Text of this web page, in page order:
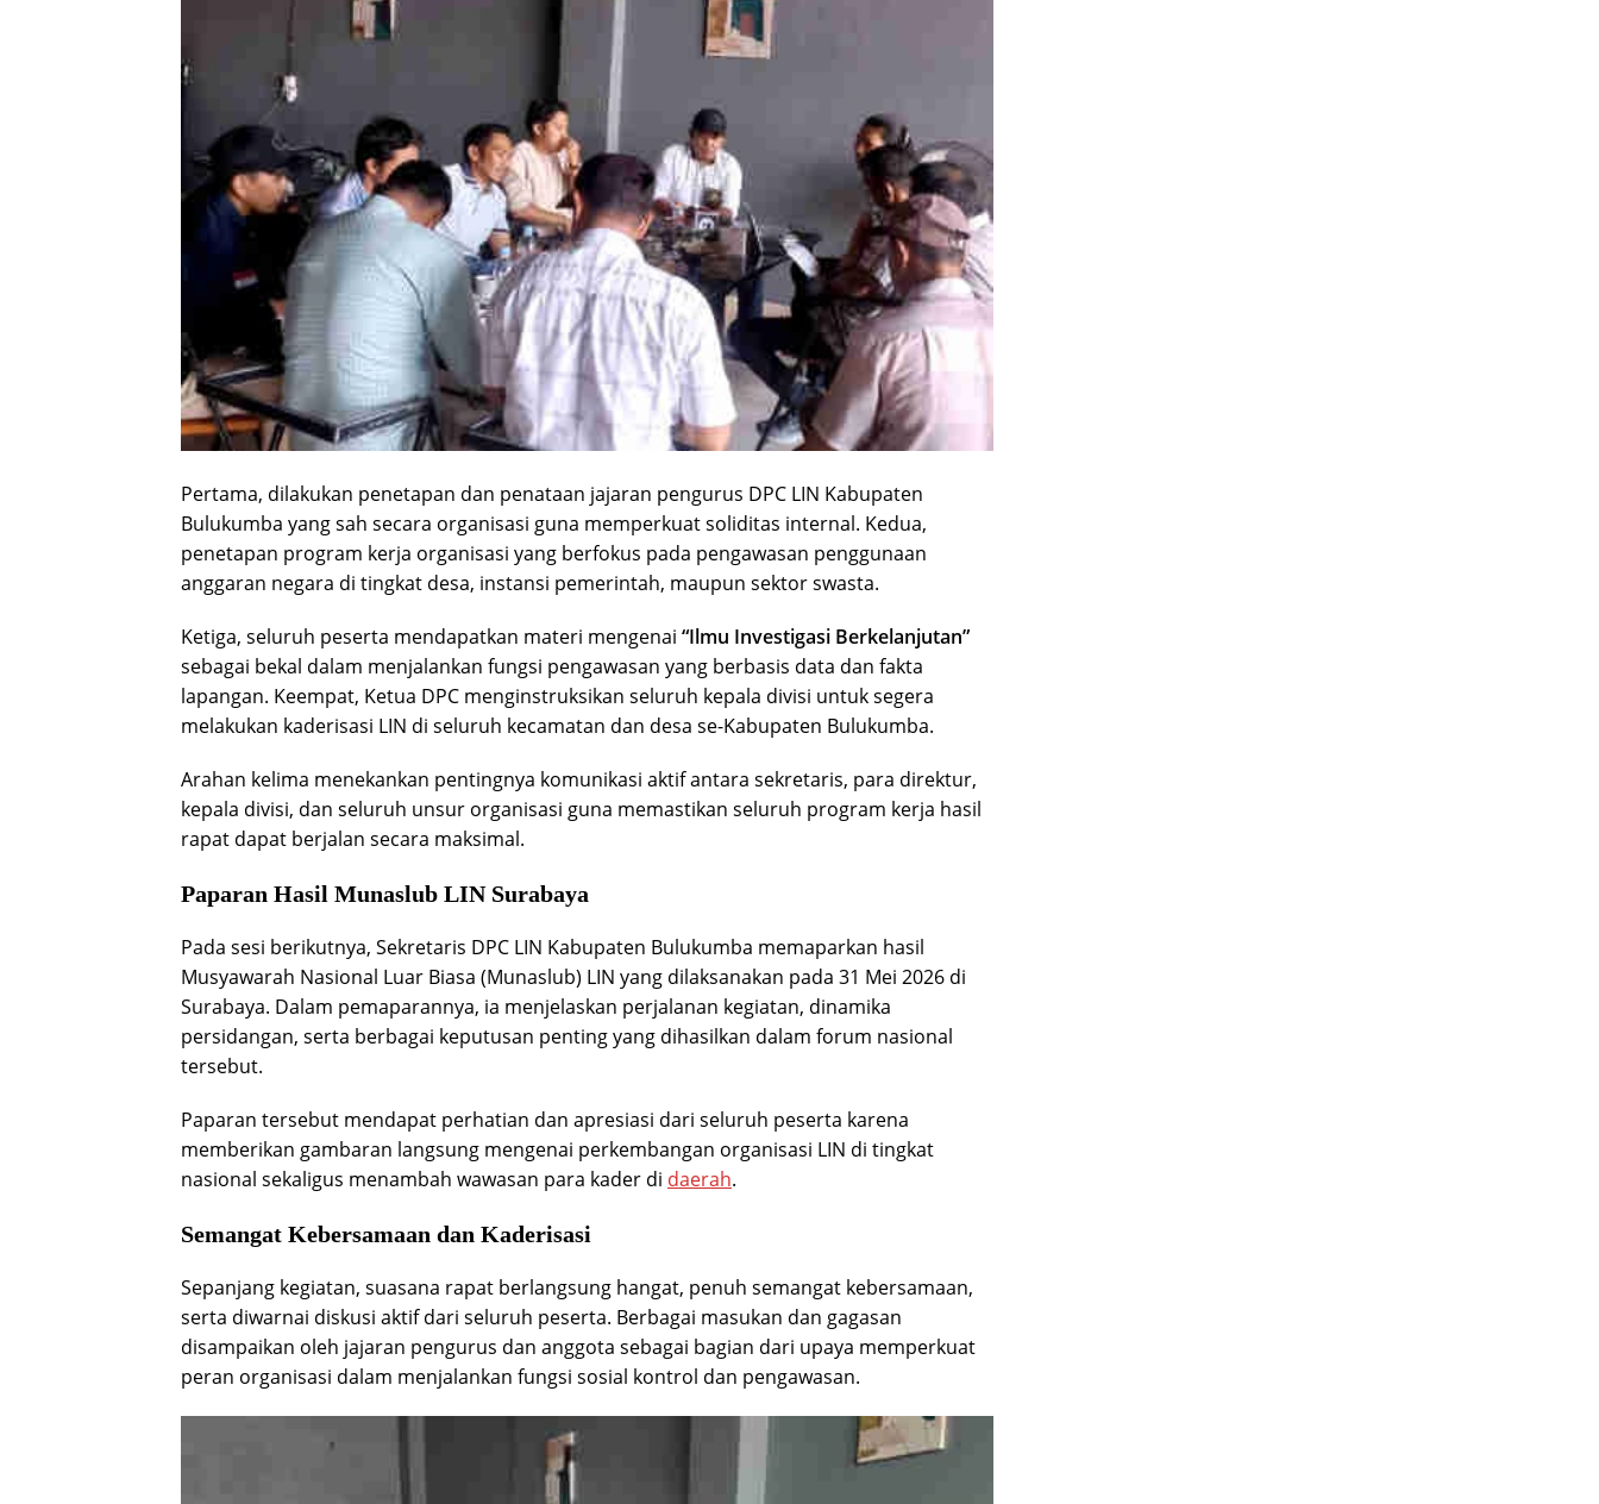
Pertama, dilakukan penetapan dan penataan jajaran pengurus DPC LIN Kabupaten
Bulukumba yang sah secara organisasi guna memperkuat soliditas internal. Kedua,
penetapan program kerja organisasi yang berfokus pada pengawasan penggunaan
anggaran negara di tingkat desa, instansi pemerintah, maupun sektor swasta.
Ketiga, seluruh peserta mendapatkan materi mengenai “Ilmu Investigasi Berkelanjutan”
sebagai bekal dalam menjalankan fungsi pengawasan yang berbasis data dan fakta
lapangan. Keempat, Ketua DPC menginstruksikan seluruh kepala divisi untuk segera
melakukan kaderisasi LIN di seluruh kecamatan dan desa se-Kabupaten Bulukumba.
Arahan kelima menekankan pentingnya komunikasi aktif antara sekretaris, para direktur,
kepala divisi, dan seluruh unsur organisasi guna memastikan seluruh program kerja hasil
rapat dapat berjalan secara maksimal.
Paparan Hasil Munaslub LIN Surabaya
Pada sesi berikutnya, Sekretaris DPC LIN Kabupaten Bulukumba memaparkan hasil
Musyawarah Nasional Luar Biasa (Munaslub) LIN yang dilaksanakan pada 31 Mei 2026 di
Surabaya. Dalam pemaparannya, ia menjelaskan perjalanan kegiatan, dinamika
persidangan, serta berbagai keputusan penting yang dihasilkan dalam forum nasional
tersebut.
Paparan tersebut mendapat perhatian dan apresiasi dari seluruh peserta karena
memberikan gambaran langsung mengenai perkembangan organisasi LIN di tingkat
nasional sekaligus menambah wawasan para kader di daerah.
Semangat Kebersamaan dan Kaderisasi
Sepanjang kegiatan, suasana rapat berlangsung hangat, penuh semangat kebersamaan,
serta diwarnai diskusi aktif dari seluruh peserta. Berbagai masukan dan gagasan
disampaikan oleh jajaran pengurus dan anggota sebagai bagian dari upaya memperkuat
peran organisasi dalam menjalankan fungsi sosial kontrol dan pengawasan.